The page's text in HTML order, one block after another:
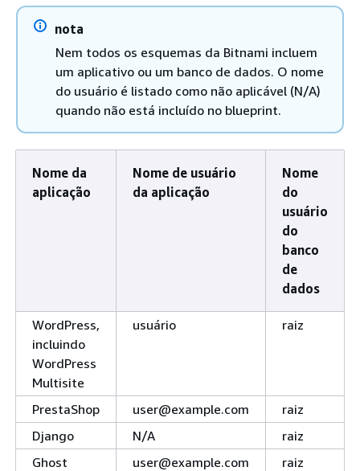
nota
Nem todos os esquemas da Bitnami incluem
um aplicativo ou um banco de dados. O nome
do usuário é listado como não aplicável (N/A)
quando não está incluído no blueprint.
Nome da
aplicação
Nome de usuário
da aplicação
Nome
do
usuário
do
banco
de
dados
WordPress,
incluindo
WordPress
Multisite
usuário raiz
PrestaShop user@example.com
raiz
Django
N/A
raiz
Ghost
user@example.com
raiz